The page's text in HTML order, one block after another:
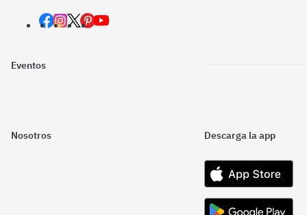
Eventos
Nosotros Descarga la app